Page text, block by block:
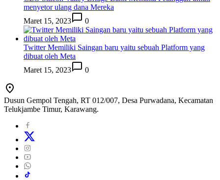
menyetor ulang dana Mereka
Maret 15, 2023
0
Twitter Memiliki Saingan baru yaitu sebuah Platform yang
dibuat oleh Meta
Maret 15, 2023
0
Dusun Gempol Tengah, RT 012/007, Desa Purwadana, Kecamatan
Telukjambe Timur, Karawang.